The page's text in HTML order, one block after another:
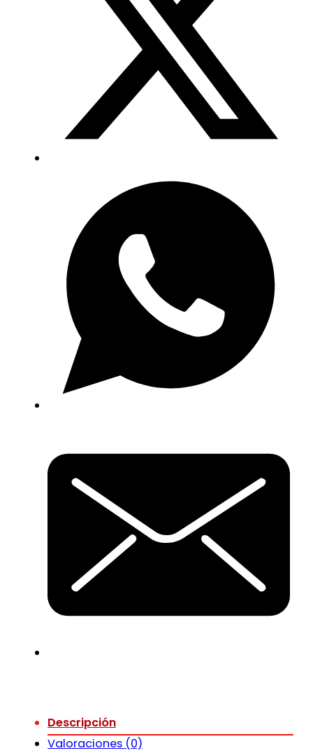
Descripción
Valoraciones (0)